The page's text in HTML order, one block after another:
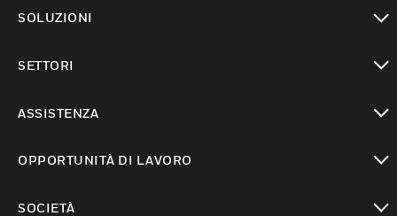
SOLUZIONI
SETTORI
ASSISTENZA
OPPORTUNITÀ DI LAVORO
SOCIETÀ